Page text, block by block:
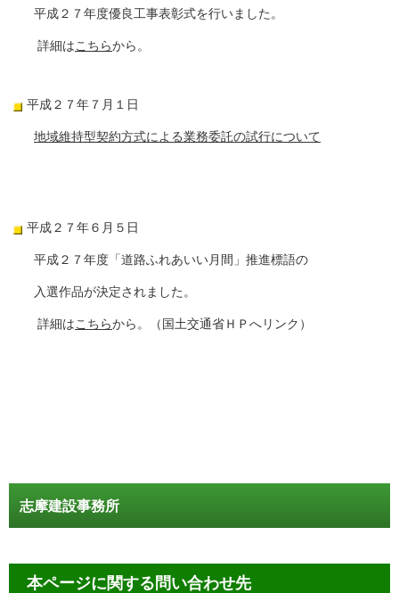
平成２７年度優良工事表彰式を行いました。
詳細はこちらから。
平成２７年７月１日
地域維持型契約方式による業務委託の試行について
平成２７年６月５日
平成２７年度「道路ふれあいい月間」推進標語の
入選作品が決定されました。
詳細はこちらから。（国土交通省ＨＰへリンク）
志摩建設事務所
本ページに関する問い合わせ先